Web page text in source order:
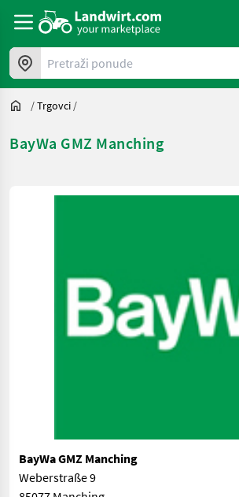
Pretraži ponude
/Trgovci /
BayWa GMZ Manching
BayWa GMZ Manching
Weberstraße 9